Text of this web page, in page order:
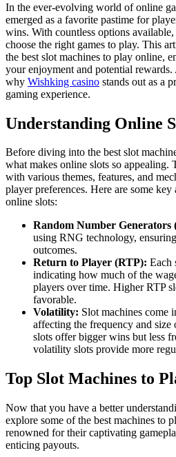
In the ever-evolving world of online
emerged as a favorite pastime for
wins. With countless options
choose the right games to play. This
the best slot machines to play online,
your enjoyment and potential
why Wishking casino stands out as a
gaming experience.
Understanding Online
Before diving into the best slot
what makes online slots so appealing.
with various themes, features, and
player preferences. Here are some key
online slots:
Random Number Generators
using RNG technology,
outcomes.
Return to Player (RTP): Each
indicating how much of the
players over time. Higher RTP
favorable.
Volatility: Slot machines come
affecting the frequency and
slots offer bigger wins but less
volatility slots provide more
Top Slot Machines to
Now that you have a better
explore some of the best machines to
renowned for their captivating
enticing payouts.